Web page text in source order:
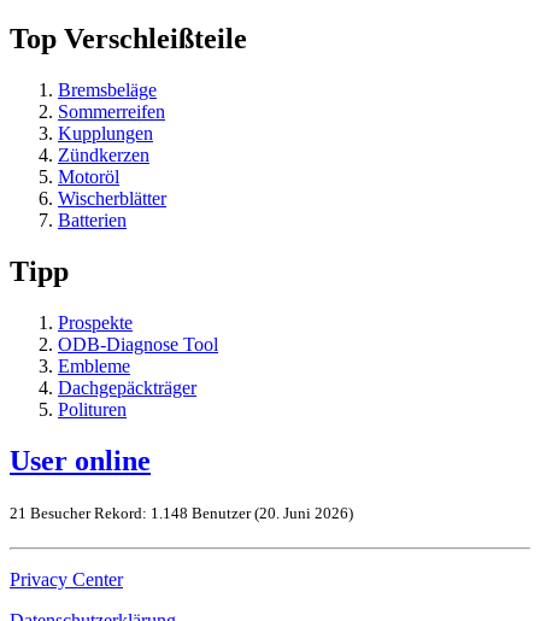
Top Verschleißteile
Bremsbeläge
Sommerreifen
Kupplungen
Zündkerzen
Motoröl
Wischerblätter
Batterien
Tipp
Prospekte
ODB-Diagnose Tool
Embleme
Dachgepäckträger
Polituren
User online
21 BesucherRekord: 1.148 Benutzer (20. Juni 2026)
Privacy Center